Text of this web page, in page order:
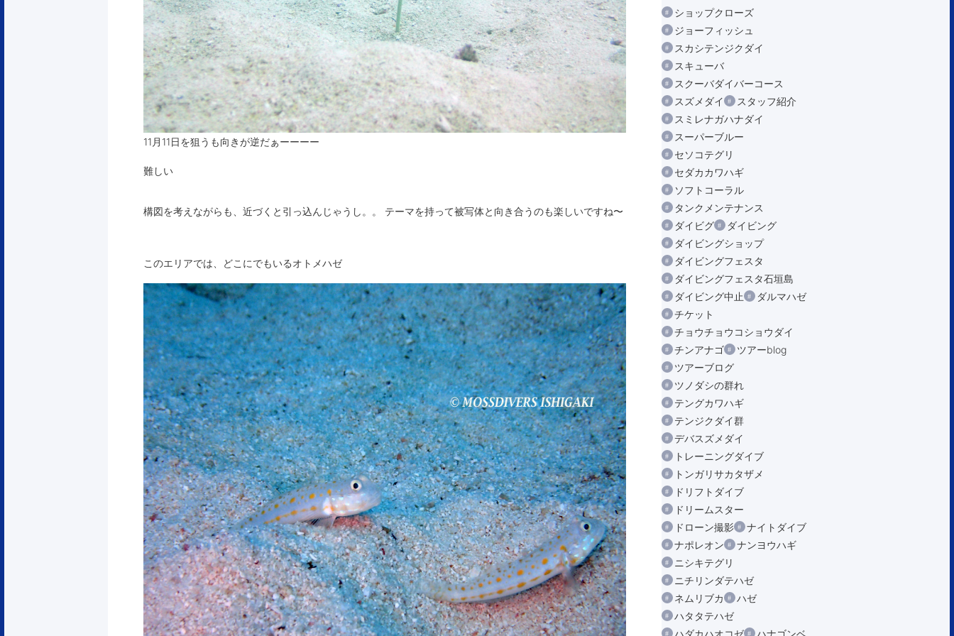
11月11日を狙うも向きが逆だぁーーーー
難しい
構図を考えながらも、近づくと引っ込んじゃうし。。 テーマを持って被写体と向き合うのも楽しいですね〜
このエリアでは、どこにでもいるオトメハゼ
ショップクローズ
ジョーフィッシュ
スカシテンジクダイ
スキューバ
スクーバダイバーコース
スズメダイ
スタッフ紹介
スミレナガハナダイ
スーパーブルー
セソコテグリ
セダカカワハギ
ソフトコーラル
タンクメンテナンス
ダイビグ
ダイビング
ダイビングショップ
ダイビングフェスタ
ダイビングフェスタ石垣島
ダイビング中止
ダルマハゼ
チケット
チョウチョウコショウダイ
チンアナゴ
ツアーblog
ツアーブログ
ツノダシの群れ
テングカワハギ
テンジクダイ群
デバスズメダイ
トレーニングダイブ
トンガリサカタザメ
ドリフトダイブ
ドリームスター
ドローン撮影
ナイトダイブ
ナポレオン
ナンヨウハギ
ニシキテグリ
ニチリンダテハゼ
ネムリブカ
ハゼ
ハタタテハゼ
ハダカハオコゼ
ハナゴンベ